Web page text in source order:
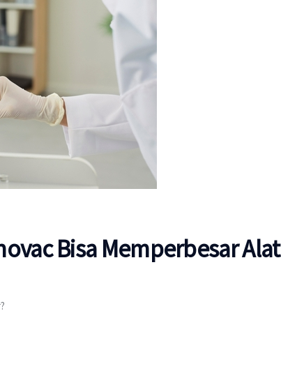
Bisa Memperbesar Alat